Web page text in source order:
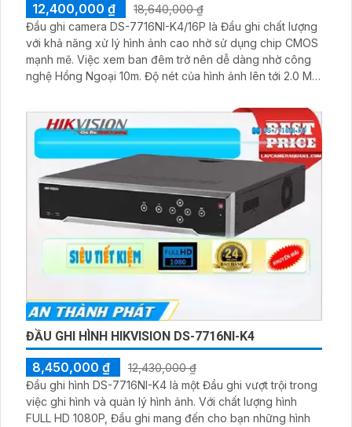
12,400,000 ₫
18,640,000 ₫
Đầu ghi camera DS-7716NI-K4/16P là Đầu ghi chất lượng
với khả năng xử lý hình ảnh cao nhờ sử dụng chip CMOS
mạnh mẽ. Việc xem ban đêm trở nên dễ dàng nhờ công
nghệ Hồng Ngoại 10m. Độ nét của hình ảnh lên tới 2.0 MP,
ĐẦU GHI HÌNH HIKVISION DS-7716NI-K4
8,450,000 ₫
12,430,000 ₫
Đầu ghi hình DS-7716NI-K4 là một Đầu ghi vượt trội trong
việc ghi hình và quản lý hình ảnh. Với chất lượng hình
FULL HD 1080P, Đầu ghi mang đến cho bạn những hình